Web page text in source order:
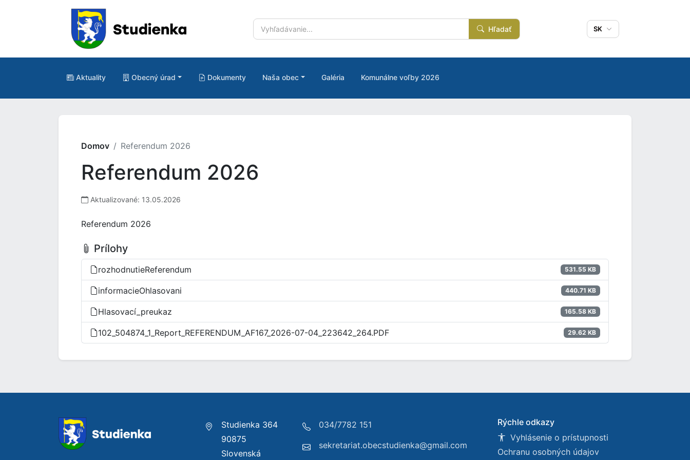
Hľadať SK
Aktuality Obecný úrad Dokumenty Naša obec Galéria Komunálne voľby 2026
Domov Referendum 2026
Referendum 2026
Aktualizované: 13.05.2026
Referendum 2026
Prílohy
rozhodnutieReferendum 531.55 KB
informacieOhlasovani 440.71 KB
Hlasovací_preukaz 165.58 KB
102_504874_1_Report_REFERENDUM_AF167_2026-07-04_223642_264.PDF 29.62 KB
Studienka 364
90875
Slovenská
034/7782 151
sekretariat.obecstudienka@gmail.com
Rýchle odkazy
Vyhlásenie o prístupnosti
Ochranu osobných údajov